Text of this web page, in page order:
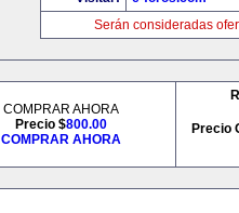
Serán consideradas
COMPRAR AHORA
Precio $800.00
COMPRAR AHORA
Precio